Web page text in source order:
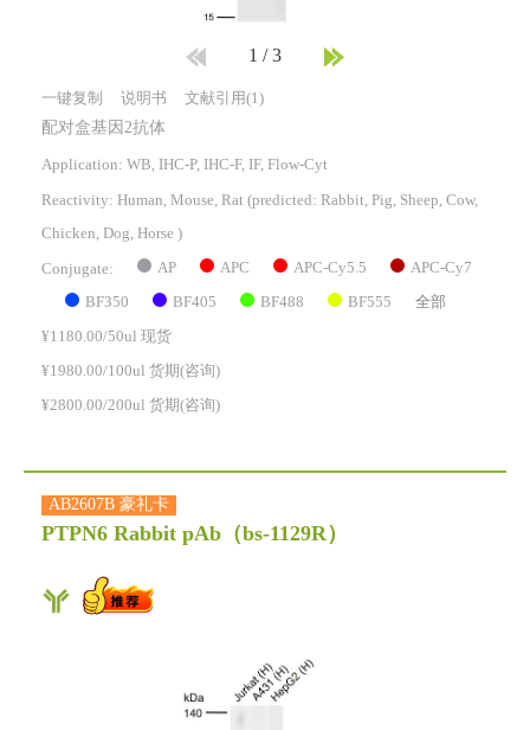
1 /3
一键复制 说明书 文献引用(1)
配对盒基因2抗体
Application: WB, IHC-P, IHC-F, IF, Flow-Cyt
Reactivity: Human, Mouse, Rat (predicted: Rabbit, Pig, Sheep, Cow,
Chicken, Dog, Horse )
Conjugate: AP APC APC-Cy5.5 APC-Cy7
BF350 BF405 BF488 BF555 全部
¥1180.00/50ul 现货
¥1980.00/100ul 货期(咨询)
¥2800.00/200ul 货期(咨询)
AB2607B 豪礼卡
PTPN6 Rabbit pAb （bs-1129R）